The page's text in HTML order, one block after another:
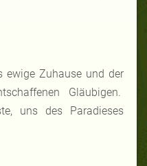
ewige Zuhause und der
Gläubigen.
uns des Paradieses